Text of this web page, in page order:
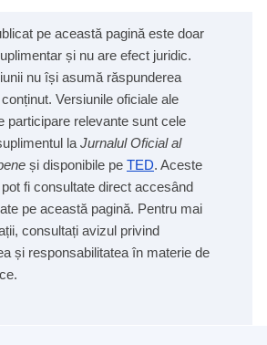
pe această pagină este doar
și nu are efect juridic.
nu își asumă răspunderea
Versiunile oficiale ale
participare relevante sunt cele
la Jurnalul Oficial al
și disponibile pe TED. Aceste
fi consultate direct accesând
pe această pagină. Pentru mai
consultați avizul privind
și responsabilitatea în materie de